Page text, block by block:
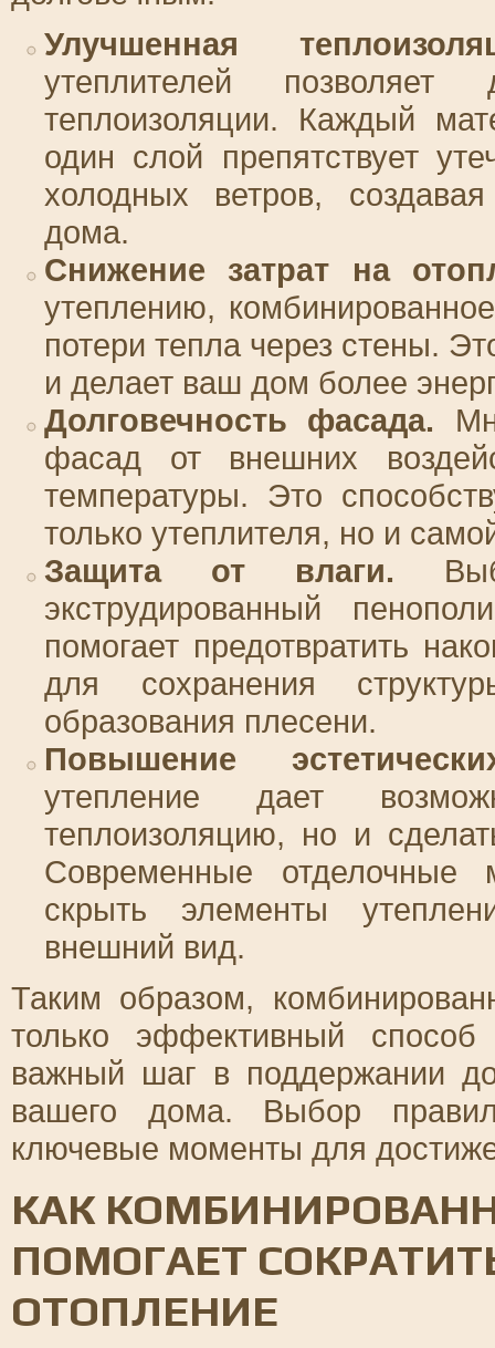
Улучшенная
утеплителей позволяет
теплоизоляции. Каждый
один слой препятствует
холодных ветров,
дома.
Снижение затрат на
утеплению,
потери тепла через стены.
и делает ваш дом более
Долговечность фасада.
фасад от внешних
температуры. Это
только утеплителя, но и
Защита от влаги.
экструдированный
помогает предотвратить
для сохранения
образования плесени.
Повышение
утепление дает
теплоизоляцию, но и
Современные отделочные
скрыть элементы
внешний вид.
Таким образом,
только эффективный
важный шаг в поддержании
вашего дома. Выбор
ключевые моменты для
КАК
ПОМОГАЕТ
ОТОПЛЕНИЕ